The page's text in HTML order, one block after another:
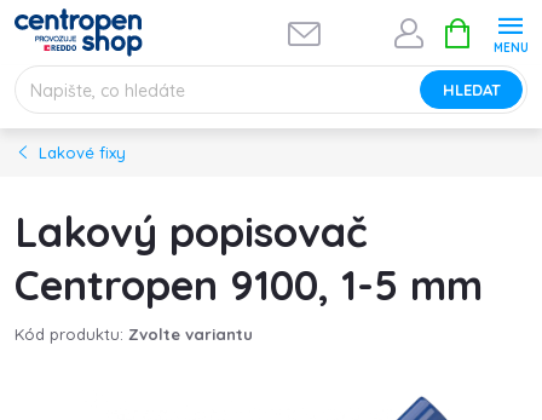
Přejít
obsah
HLEDAT
NÁKUPNÍ
KOŠÍK
Lakové fixy
Lakový popisovač
Centropen 9100, 1-5 mm
Kód produktu: Zvolte variantu